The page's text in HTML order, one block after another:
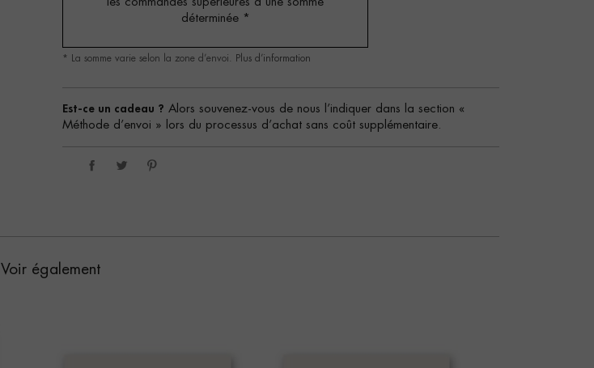
déterminée *
* La somme varie selon la zone d’envoi. Plus d’information
Est-ce un cadeau ? Alors souvenez-vous de nous l’indiquer dans la section «
Méthode d’envoi » lors du processus d’achat sans coût supplémentaire.
Voir également